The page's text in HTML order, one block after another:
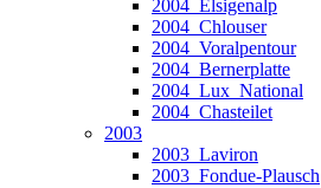
2004_Elsigenalp
2004_Chlouser
2004_Voralpentour
2004_Bernerplatte
2004_Lux_National
2004_Chasteilet
2003
2003_Laviron
2003_Fondue-Plausch